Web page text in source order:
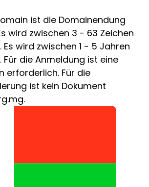
ist die Domainendung
wird zwischen 3 - 63 Zeichen
wird zwischen 1 - 5 Jahren
die Anmeldung ist eine
erforderlich. Für die
ist kein Dokument